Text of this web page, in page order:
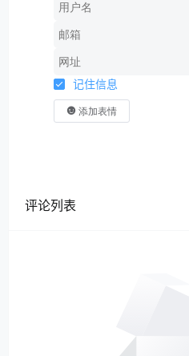
记住信息
添加表情
评论列表